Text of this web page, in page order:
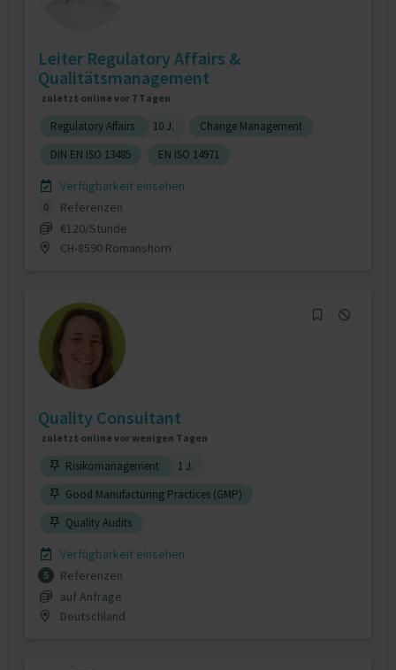
Leiter Regulatory Affairs &
Qualitätsmanagement
zuletzt online vor 7 Tagen
Regulatory Affairs 10 J.
Change Management
DIN EN ISO 13485
EN ISO 14971
Verfügbarkeit einsehen
0
Referenzen
€120/Stunde
CH-8590 Romanshorn
Quality Consultant
zuletzt online vor wenigen Tagen
Risikomanagement
1 J.
Good Manufacturing Practices (GMP)
Quality Audits
Verfügbarkeit einsehen
5
Referenzen
auf Anfrage
Deutschland